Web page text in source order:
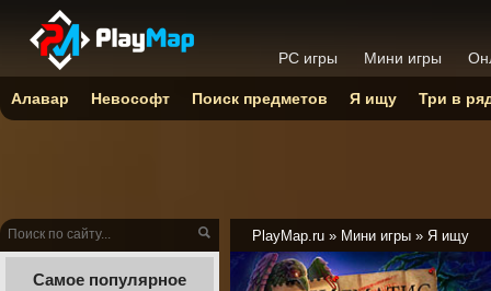
PlayMap.ru » Мини игры » Я ищу
Самое популярное
PC игры Мини игры
Алавар Невософт Поиск предметов Я ищу Три в